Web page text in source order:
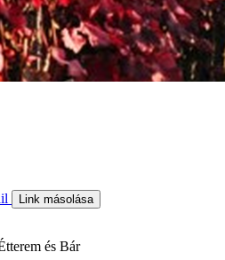
Link másolása
és Bár